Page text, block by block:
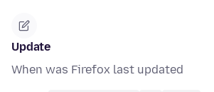
Update
When was Firefox last updated